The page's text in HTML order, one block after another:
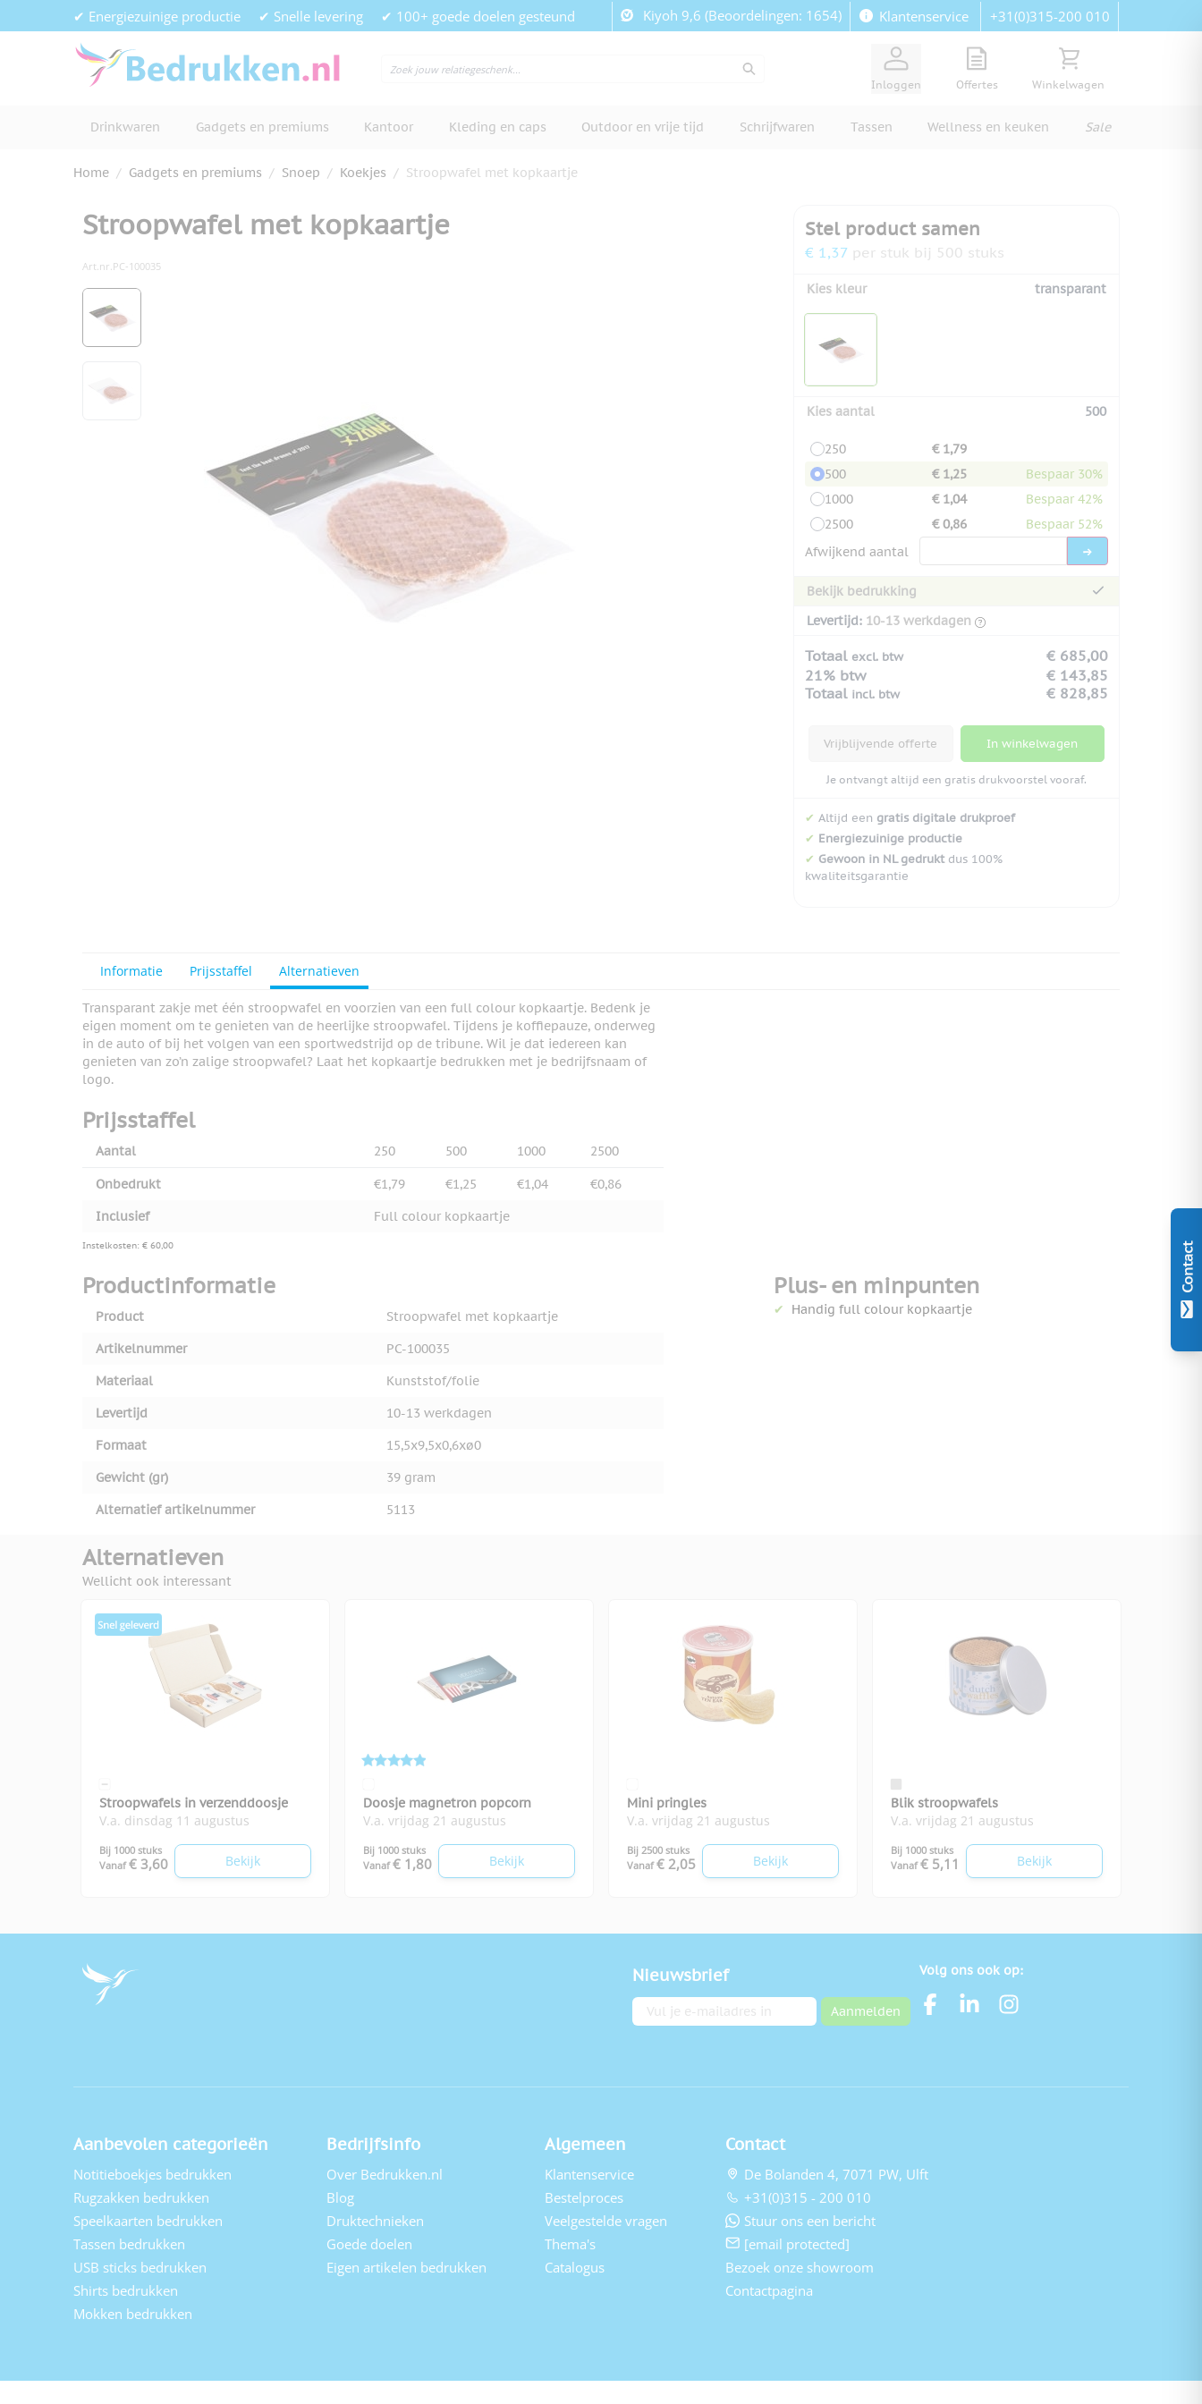
Contact
Ga naar de inhoud✔ Energiezuinige productie ✔ Snelle levering ✔ 100+ goede doelen gesteund Kiyoh 9,6 (Beoordelingen: 1654) Klantenservice +31(0)315-200 010
Inloggen
View quote, Quote is empty
Offertes
Bekijk winkelwagen,
Winkelwagen
Drinkwaren Gadgets en premiums Kantoor Kleding en caps Outdoor en vrije tijd Schrijfwaren Tassen Wellness en keuken Sale
Home / Gadgets en premiums / Snoep / Koekjes / Stroopwafel met kopkaartje
Stroopwafel met kopkaartje
Art.nr.PC-100035
Stel product samen
€ 1,37 per stuk bij 500 stuks
Kies kleur transparant
Kies aantal 500
250
€ 1,79
500
€ 1,25
Bespaar 30%
1000
€ 1,04
Bespaar 42%
2500
€ 0,86
Bespaar 52%
Afwijkend aantal
Bekijk bedrukking
Levertijd: 10-13 werkdagen
Totaal excl. btw
€ 685,00
21% btw
€ 143,85
Totaal incl. btw € 828,85
Vrijblijvende offerte In winkelwagen
Je ontvangt altijd een gratis drukvoorstel vooraf.
✔ Altijd een gratis digitale drukproef
✔ Energiezuinige productie
✔ Gewoon in NL gedruktdus 100%
kwaliteitsgarantie
Informatie Prijsstaffel Alternatieven
Transparant zakje met één stroopwafel en voorzien van een full colour kopkaartje. Bedenk je
eigen moment om te genieten van de heerlijke stroopwafel. Tijdens je koffiepauze, onderweg
in de auto of bij het volgen van een sportwedstrijd op de tribune. Wil je dat iedereen kan
genieten van zo’n zalige stroopwafel? Laat het kopkaartje bedrukken met je bedrijfsnaam of
logo.
Prijsstaffel
Aantal 250 500 1000 2500
Onbedrukt €1,79 €1,25 €1,04
€0,86
Inclusief
Full colour kopkaartje
Instelkosten: € 60,00
Productinformatie
Product
Stroopwafel met kopkaartje
Artikelnummer
PC-100035
Materiaal
Kunststof/folie
Levertijd
10-13 werkdagen
Formaat
15,5x9,5x0,6xø0
Gewicht (gr)
39 gram
Alternatief artikelnummer
5113
Plus- en minpunten
Handig full colour kopkaartje
Alternatieven
Wellicht ook interessant
Stroopwafels in verzenddoosje
V.a. dinsdag 11 augustus
Bij 1000 stuks
Vanaf € 3,60 Bekijk
Doosje magnetron popcorn
V.a. vrijdag 21 augustus
Bij 1000 stuks
Vanaf € 1,80 Bekijk
Mini pringles
V.a. vrijdag 21 augustus
Bij 2500 stuks
Vanaf € 2,05 Bekijk
Blik stroopwafels
V.a. vrijdag 21 augustus
Bij 1000 stuks
Vanaf € 5,11 Bekijk
Nieuwsbrief
E-mailadres Aanmelden
Volg ons ook op:
Aanbevolen categorieën
Notitieboekjes bedrukken
Rugzakken bedrukken
Speelkaarten bedrukken
Tassen bedrukken
USB sticks bedrukken
Shirts bedrukken
Mokken bedrukken
Bedrijfsinfo
Over Bedrukken.nl
Blog
Druktechnieken
Goede doelen
Eigen artikelen bedrukken
Algemeen
Klantenservice
Bestelproces
Veelgestelde vragen
Thema's
Catalogus
Contact
De Bolanden 4, 7071 PW, Ulft
+31(0)315 - 200 010
Stuur ons een bericht
[email protected]
Bezoek onze showroom
Contactpagina